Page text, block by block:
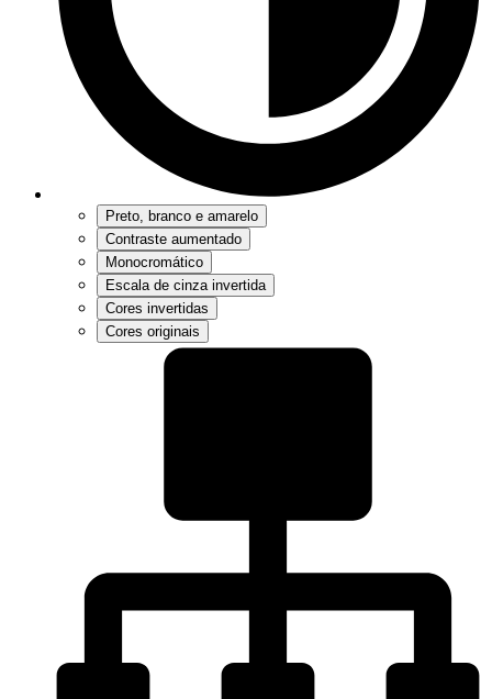
Preto, branco e amarelo
Contraste aumentado
Monocromático
Escala de cinza invertida
Cores invertidas
Cores originais